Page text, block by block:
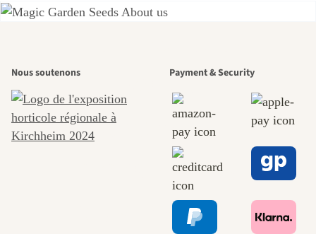
beaux
chemins
menant vers
nous-mêmes,
Nous soutenons Payment & Security